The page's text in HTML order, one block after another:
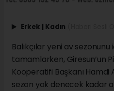
Erkek | Kadın
Balıkçılar yeni av sezonunu
tamamlarken, Giresun’un
Kooperatifi Başkanı Hamdi
sezon yok denecek kadar